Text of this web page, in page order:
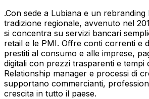
.Con sede a Lubiana e un rebranding
tradizione regionale, avvenuto nel
si concentra su servizi bancari
retail e le PMI. Offre conti correnti e
prestiti al consumo e alle imprese,
digitali con prezzi trasparenti e tempi
Relationship manager e processi di
supportano commercianti,
crescita in tutto il paese.